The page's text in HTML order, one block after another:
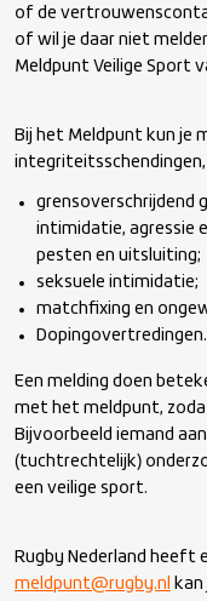
Matchfixing
Doping
of de
of wil je daar niet
Meldpunt Veilige Sport
Bij het Meldpunt kun je
integriteitsschendingen,
grensoverschrijdend
intimidatie, agressie
pesten en uitsluiting;
seksuele intimidatie;
matchfixing en
Dopingovertredingen.
Een melding doen
met het meldpunt,
Bijvoorbeeld iemand
(tuchtrechtelijk)
een veilige sport.
Rugby Nederland heeft
meldpunt@rugby.nl